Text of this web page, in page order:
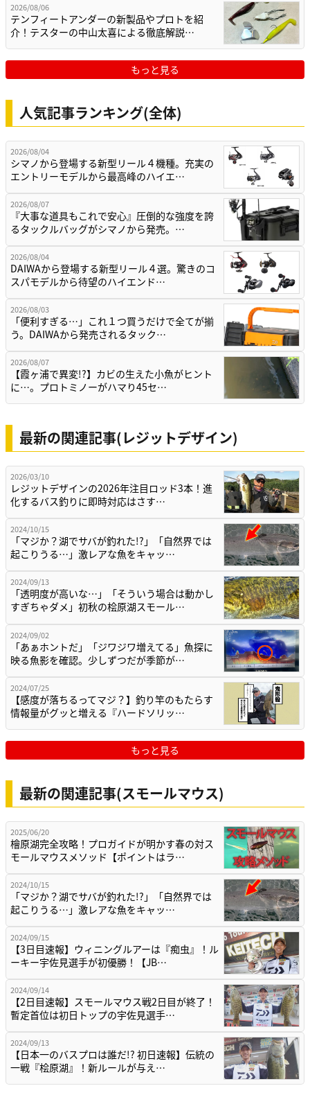
2026/08/06
テンフィートアンダーの新製品やプロトを紹
介！テスターの中山太喜による徹底解説…
もっと見る
人気記事ランキング(全体)
2026/08/04
シマノから登場する新型リール４機種。充実の
エントリーモデルから最高峰のハイエ…
2026/08/07
『大事な道具もこれで安心』圧倒的な強度を誇
るタックルバッグがシマノから発売。…
2026/08/04
DAIWAから登場する新型リール４選。驚きのコ
スパモデルから待望のハイエンド…
2026/08/03
「便利すぎる…」これ１つ買うだけで全てが揃
う。DAIWAから発売されるタック…
2026/08/07
【霞ヶ浦で異変!?】カビの生えた小魚がヒント
に…。プロトミノーがハマり45セ…
最新の関連記事(レジットデザイン)
2026/03/10
レジットデザインの2026年注目ロッド3本！進
化するバス釣りに即時対応はさす…
2024/10/15
「マジか？湖でサバが釣れた!?」「自然界では
起こりうる…」激レアな魚をキャッ…
2024/09/13
「透明度が高いな…」「そういう場合は動かし
すぎちゃダメ」初秋の桧原湖スモール…
2024/09/02
「あぁホントだ」「ジワジワ増えてる」魚探に
映る魚影を確認。少しずつだが季節が…
2024/07/25
【感度が落ちるってマジ？】釣り竿のもたらす
情報量がグッと増える『ハードソリッ…
もっと見る
最新の関連記事(スモールマウス)
2025/06/20
檜原湖完全攻略！プロガイドが明かす春の対ス
モールマウスメソッド【ポイントはラ…
2024/10/15
「マジか？湖でサバが釣れた!?」「自然界では
起こりうる…」激レアな魚をキャッ…
2024/09/15
【3日目速報】ウィニングルアーは『痴虫』！ル
ーキー宇佐見選手が初優勝！【JB…
2024/09/14
【2日目速報】スモールマウス戦2日目が終了！
暫定首位は初日トップの宇佐見選手…
2024/09/13
【日本一のバスプロは誰だ!? 初日速報】伝統の
一戦『桧原湖』！新ルールが与え…